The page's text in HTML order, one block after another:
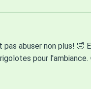
abuser non plus! 🤣
pour l'ambiance.